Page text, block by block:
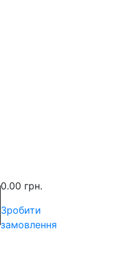
0.00 грн.
Зробити
замовлення